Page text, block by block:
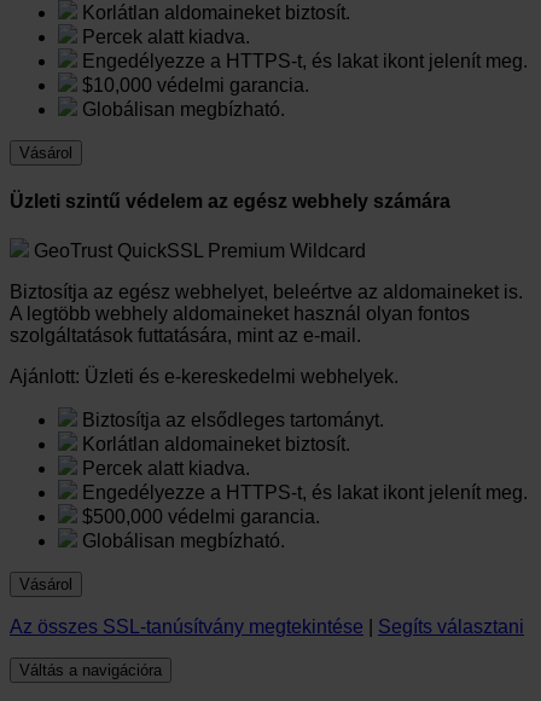
Korlátlan aldomaineket biztosít.
Percek alatt kiadva.
Engedélyezze a HTTPS-t, és lakat ikont jelenít meg.
$10,000 védelmi garancia.
Globálisan megbízható.
Vásárol
Üzleti szintű védelem az egész webhely számára
GeoTrust QuickSSL Premium Wildcard
Biztosítja az egész webhelyet, beleértve az aldomaineket is.
A legtöbb webhely aldomaineket használ olyan fontos
szolgáltatások futtatására, mint az e-mail.
Ajánlott: Üzleti és e-kereskedelmi webhelyek.
Biztosítja az elsődleges tartományt.
Korlátlan aldomaineket biztosít.
Percek alatt kiadva.
Engedélyezze a HTTPS-t, és lakat ikont jelenít meg.
$500,000 védelmi garancia.
Globálisan megbízható.
Vásárol
Az összes SSL-tanúsítvány megtekintése Segíts választani
Váltás a navigációra